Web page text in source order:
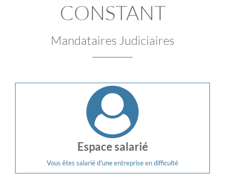
CONSTANT
Mandataires Judiciaires
Espace salarié
Vous êtes salarié d'une entreprise en difficulté